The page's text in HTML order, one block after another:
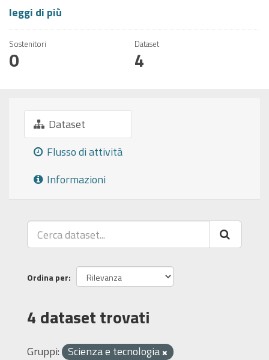
leggi di più
Sostenitori
0
Dataset
4
Dataset
Flusso di attività
Informazioni
Ordina per
4 dataset trovati
Gruppi: Scienza e tecnologia